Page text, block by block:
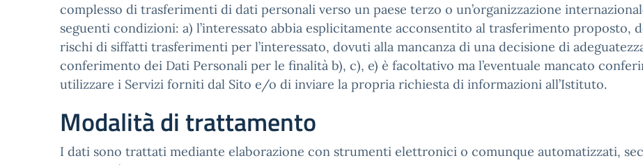
complesso di trasferimenti di dati personali verso un paese terzo o un’organizzazione
seguenti condizioni: a) l’interessato abbia esplicitamente acconsentito al trasferimento proposto,
rischi di siffatti trasferimenti per l’interessato, dovuti alla mancanza di una decisione di
conferimento dei Dati Personali per le finalità b), c), e) è facoltativo ma l’eventuale mancato
utilizzare i Servizi forniti dal Sito e/o di inviare la propria richiesta di informazioni all’Istituto.
Modalità di trattamento
I dati sono trattati mediante elaborazione con strumenti elettronici o comunque automatizzati,